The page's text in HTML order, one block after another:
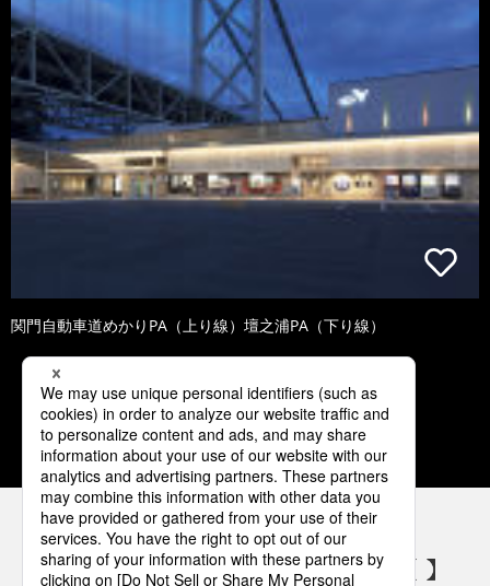
関門自動車道めかりPA（上り線）壇之浦PA（下り線）
1 2 3 4 5
パナソニックの電気設備 SNSアカウント